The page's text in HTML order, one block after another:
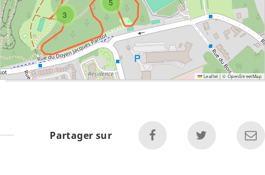
3
5
Leaflet | © OpenStreetMap
Partager sur